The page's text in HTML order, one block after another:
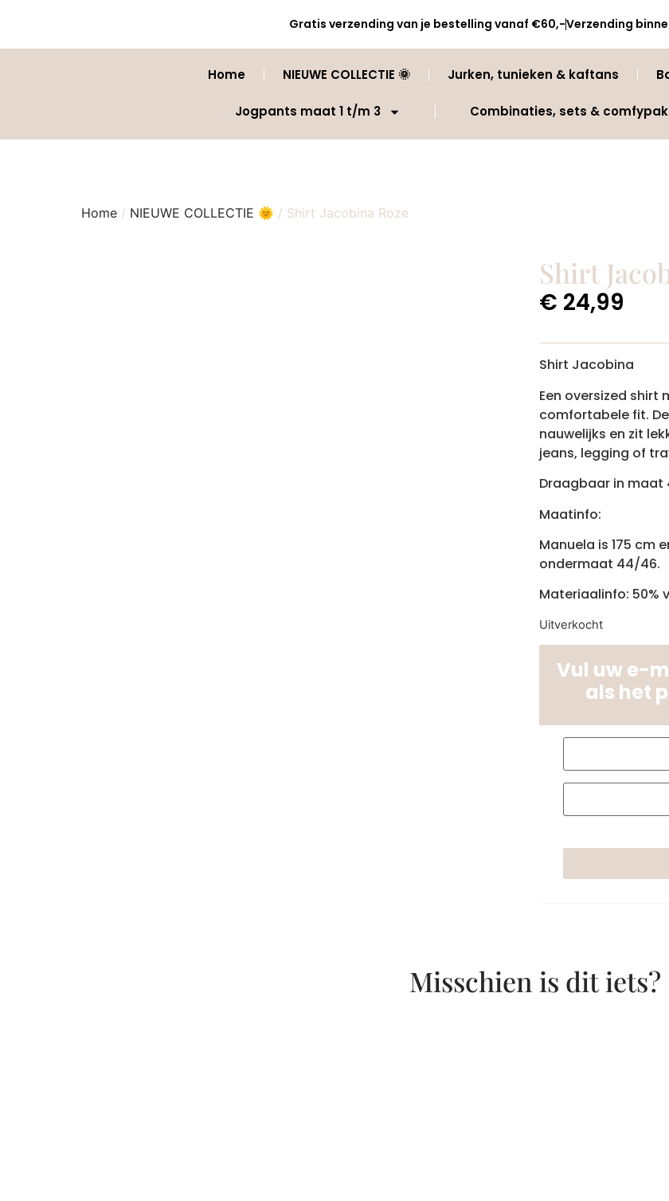
Gratis verzending van je bestelling vanaf €60,-Verzending
Home NIEUWE COLLECTIE 🌞 Jurken, tunieken & kaftans
Jogpants maat 1 t/m 3 Combinaties, sets &
Home / NIEUWE COLLECTIE 🌞 / Shirt Jacobina Roze
Shirt
€ 24,99
Shirt Jacobina
Een oversized shirt
comfortabele fit.
nauwelijks en zit
jeans, legging of
Draagbaar in maat
Maatinfo:
Manuela is 175 cm
ondermaat 44/46.
Materiaalinfo: 50%
Uitverkocht
Vul uw e-
als het
Misschien is dit iets?